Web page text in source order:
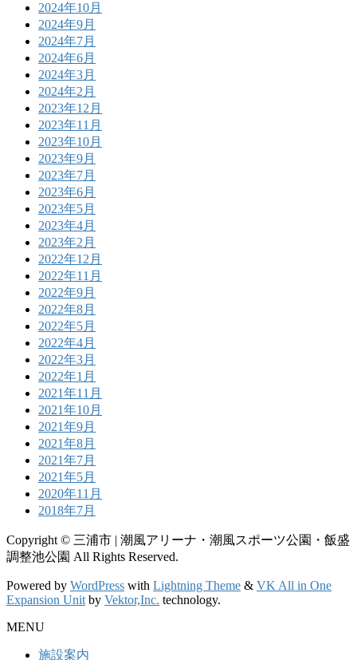
2024年10月
2024年9月
2024年7月
2024年6月
2024年3月
2024年2月
2023年12月
2023年11月
2023年10月
2023年9月
2023年7月
2023年6月
2023年5月
2023年4月
2023年2月
2022年12月
2022年11月
2022年9月
2022年8月
2022年5月
2022年4月
2022年3月
2022年1月
2021年11月
2021年10月
2021年9月
2021年8月
2021年7月
2021年5月
2020年11月
2018年7月
Copyright © 三浦市 | 潮風アリーナ・潮風スポーツ公園・飯盛
調整池公園 All Rights Reserved.
Powered by WordPress with Lightning Theme & VK All in One
Expansion Unitby Vektor,Inc. technology.
MENU
施設案内